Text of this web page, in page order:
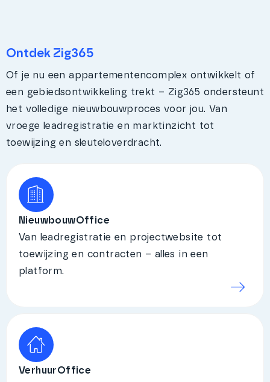
Ontdek Zig365
Of je nu een appartementencomplex ontwikkelt of
een gebiedsontwikkeling trekt – Zig365 ondersteunt
het volledige nieuwbouwproces voor jou. Van
vroege leadregistratie en marktinzicht tot
toewijzing en sleuteloverdracht.
NieuwbouwOffice
Van leadregistratie en projectwebsite tot
toewijzing en contracten – alles in een
platform.
VerhuurOffice